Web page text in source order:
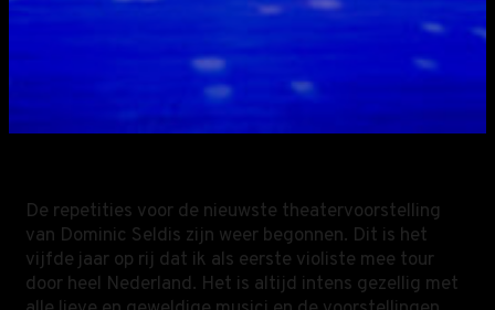
De repetities voor de nieuwste theatervoorstelling
van Dominic Seldis zijn weer begonnen. Dit is het
vijfde jaar op rij dat ik als eerste violiste mee tour
door heel Nederland. Het is altijd intens gezellig met